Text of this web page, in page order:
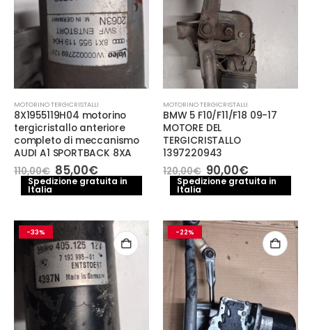
MOTORINO TERGICRISTALLI
8X1955119H04 motorino
tergicristallo anteriore
completo di meccanismo
AUDI A1 SPORTBACK 8XA
110,00€ Il
prezzo
originale
85,00€Il
prezzo
attuale
Spedizione gratuita in
Italia
MOTORINO TERGICRISTALLI
BMW 5 F10/F11/F18 09-17
MOTORE DEL
TERGICRISTALLO
1397220943
120,00€ Il
prezzo
originale
90,00€Il
prezzo
attuale
Spedizione gratuita in
Italia
-33% -22%